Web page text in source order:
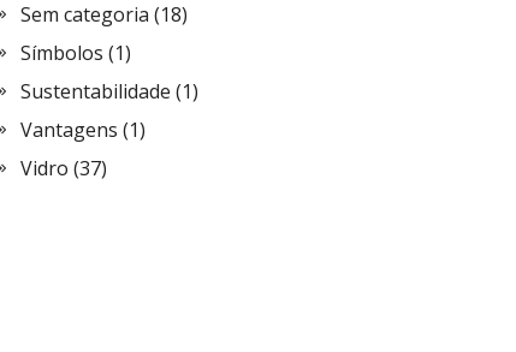
Sem categoria (18)
Símbolos (1)
Sustentabilidade (1)
Vantagens (1)
Vidro (37)